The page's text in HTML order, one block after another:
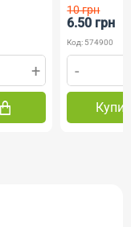
+
10 грн
6.50 грн
Код: 574900
-